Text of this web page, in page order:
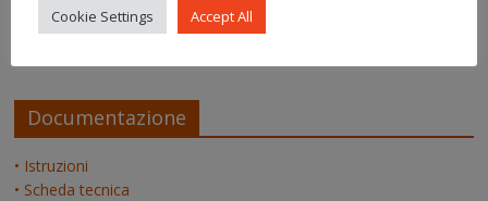
commercio
Documentazione
• Istruzioni
• Scheda tecnica
Cookie Settings Accept All